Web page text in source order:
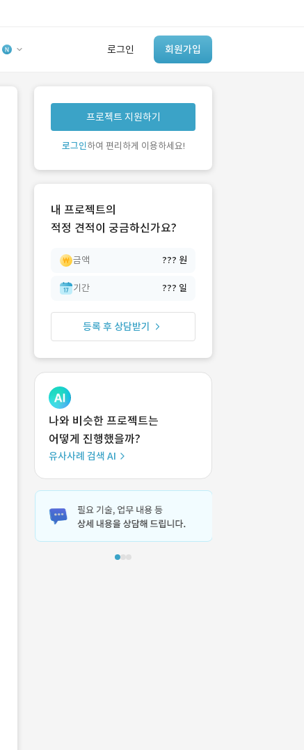
로그인 회원가입
유사사례 검색 AI
‘이런 거’ 만들어본
개발 회사 있어?
프로젝트 지원하기
로그인하여 편리하게 이용하세요!
내 프로젝트의
적정 견적이 궁금하신가요?
금액 ??? 원
기간 ??? 일
등록 후 상담받기
나와 비슷한 프로젝트는
어떻게 진행했을까?
유사사례 검색 AI